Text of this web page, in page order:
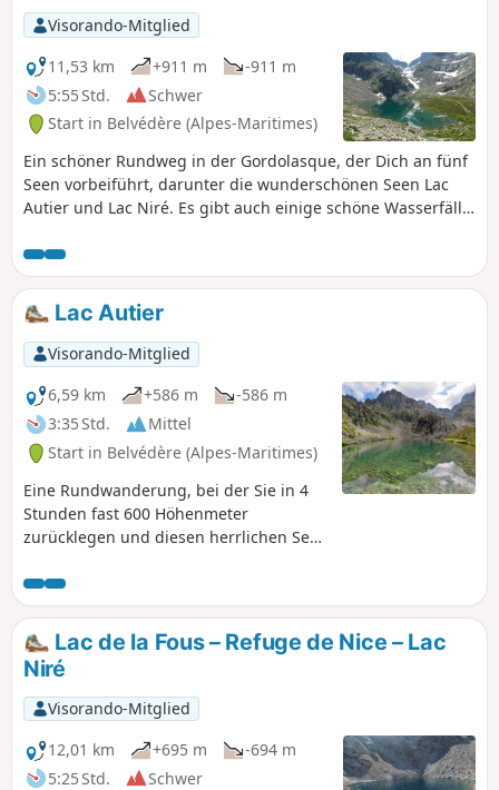
Visorando-Mitglied
11,53 km
+911 m
-911 m
5:55 Std.
Schwer
Start in Belvédère (Alpes-Maritimes)
Ein schöner Rundweg in der Gordolasque, der Dich an fünf
Seen vorbeiführt, darunter die wunderschönen Seen Lac
Autier und Lac Niré. Es gibt auch einige schöne Wasserfälle,
Gämsen auf der gesamten Wanderung. Einige Steinböcke
und Murmeltiere unter der Staumauer des Lac de la Fous.
Lac Autier
Visorando-Mitglied
6,59 km
+586 m
-586 m
3:35 Std.
Mittel
Start in Belvédère (Alpes-Maritimes)
Eine Rundwanderung, bei der Sie in 4
Stunden fast 600 Höhenmeter
zurücklegen und diesen herrlichen See
Lac de la Fous – Refuge de Nice – Lac
Niré
Visorando-Mitglied
12,01 km
+695 m
-694 m
5:25 Std.
Schwer